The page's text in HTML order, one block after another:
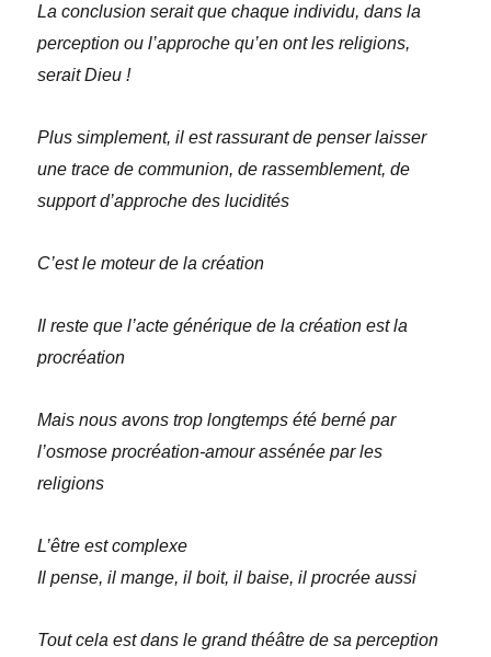
La conclusion serait que chaque individu, dans la
perception ou l’approche qu’en ont les religions,
serait Dieu !
Plus simplement, il est rassurant de penser laisser
une trace de communion, de rassemblement, de
support d’approche des lucidités
C’est le moteur de la création
Il reste que l’acte générique de la création est la
procréation
Mais nous avons trop longtemps été berné par
l’osmose procréation-amour assénée par les
religions
L’être est complexe
Il pense, il mange, il boit, il baise, il procrée aussi
Tout cela est dans le grand théâtre de sa perception